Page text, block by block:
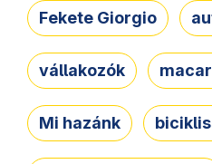
Fekete Giorgio
vállakozók
Mi hazánk